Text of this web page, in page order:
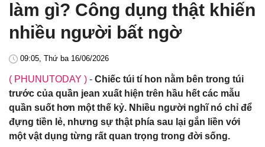
làm gì? Công dụng thật khiến
nhiều người bất ngờ
09:05, Thứ ba 16/06/2026
( PHUNUTODAY ) - Chiếc túi tí hon nằm bên trong túi
trước của quần jean xuất hiện trên hầu hết các mẫu
quần suốt hơn một thế kỷ. Nhiều người nghĩ nó chỉ để
đựng tiền lẻ, nhưng sự thật phía sau lại gắn liền với
một vật dụng từng rất quan trọng trong đời sống.